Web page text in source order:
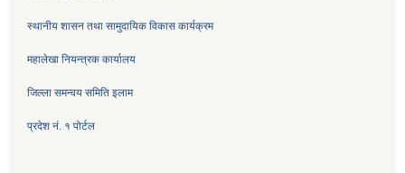
स्थानीय शासन तथा सामुदायिक विकास कार्यक्रम
महालेखा नियन्त्रक कार्यालय
जिल्ला समन्वय समिति इलाम
प्रदेश नं. १ पोर्टल